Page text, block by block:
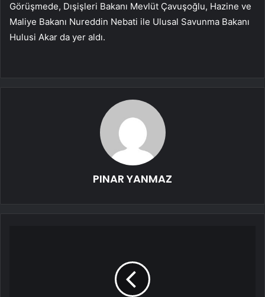
Görüşmede, Dışişleri Bakanı Mevlüt Çavuşoğlu, Hazine ve
Maliye Bakanı Nureddin Nebati ile Ulusal Savunma Bakanı
Hulusi Akar da yer aldı.
PINAR YANMAZ